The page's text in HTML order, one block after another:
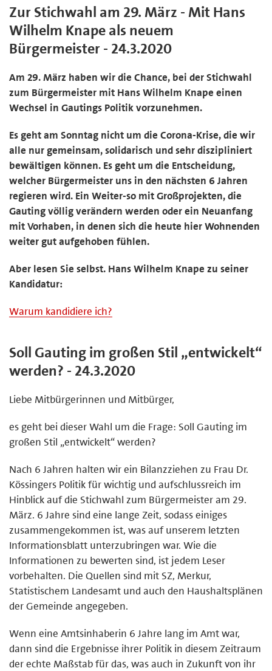
Zur Stichwahl am 29. März - Mit Hans
Wilhelm Knape als neuem
Bürgermeister - 24.3.2020
Am 29. März haben wir die Chance, bei der Stichwahl
zum Bürgermeister mit Hans Wilhelm Knape einen
Wechsel in Gautings Politik vorzunehmen.
Es geht am Sonntag nicht um die Corona-Krise, die wir
alle nur gemeinsam, solidarisch und sehr diszipliniert
bewältigen können. Es geht um die Entscheidung,
welcher Bürgermeister uns in den nächsten 6 Jahren
regieren wird. Ein Weiter-so mit Großprojekten, die
Gauting völlig verändern werden oder ein Neuanfang
mit Vorhaben, in denen sich die heute hier Wohnenden
weiter gut aufgehoben fühlen.
Aber lesen Sie selbst. Hans Wilhelm Knape zu seiner
Kandidatur:
Warum kandidiere ich?
Soll Gauting im großen Stil „entwickelt“
werden? - 24.3.2020
Liebe Mitbürgerinnen und Mitbürger,
es geht bei dieser Wahl um die Frage: Soll Gauting im
großen Stil „entwickelt“ werden?
Nach 6 Jahren halten wir ein Bilanzziehen zu Frau Dr.
Kössingers Politik für wichtig und aufschlussreich im
Hinblick auf die Stichwahl zum Bürgermeister am 29.
März. 6 Jahre sind eine lange Zeit, sodass einiges
zusammengekommen ist, was auf unserem letzten
Informationsblatt unterzubringen war. Wie die
Informationen zu bewerten sind, ist jedem Leser
vorbehalten. Die Quellen sind mit SZ, Merkur,
Statistischem Landesamt und auch den Haushaltsplänen
der Gemeinde angegeben.
Wenn eine Amtsinhaberin 6 Jahre lang im Amt war,
dann sind die Ergebnisse ihrer Politik in diesem Zeitraum
der echte Maßstab für das, was auch in Zukunft von ihr